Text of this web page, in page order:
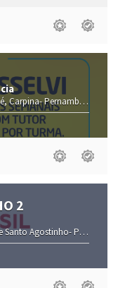
Carpina-Pernambuco(PE)
2
Santo Agostinho- Pernambuco(PE)